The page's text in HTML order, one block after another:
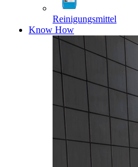
Reinigungsmittel
Know How